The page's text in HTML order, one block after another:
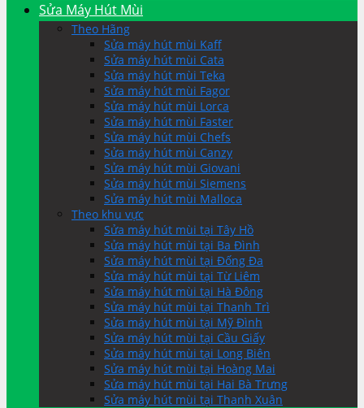
Sửa Máy Hút Mùi
Theo Hãng
Sửa máy hút mùi Kaff
Sửa máy hút mùi Cata
Sửa máy hút mùi Teka
Sửa máy hút mùi Fagor
Sửa máy hút mùi Lorca
Sửa máy hút mùi Faster
Sửa máy hút mùi Chefs
Sửa máy hút mùi Canzy
Sửa máy hút mùi Giovani
Sửa máy hút mùi Siemens
Sửa máy hút mùi Malloca
Theo khu vực
Sửa máy hút mùi tại Tây Hồ
Sửa máy hút mùi tại Ba Đình
Sửa máy hút mùi tại Đống Đa
Sửa máy hút mùi tại Từ Liêm
Sửa máy hút mùi tại Hà Đông
Sửa máy hút mùi tại Thanh Trì
Sửa máy hút mùi tại Mỹ Đình
Sửa máy hút mùi tại Cầu Giấy
Sửa máy hút mùi tại Long Biên
Sửa máy hút mùi tại Hoàng Mai
Sửa máy hút mùi tại Hai Bà Trưng
Sửa máy hút mùi tại Thanh Xuân